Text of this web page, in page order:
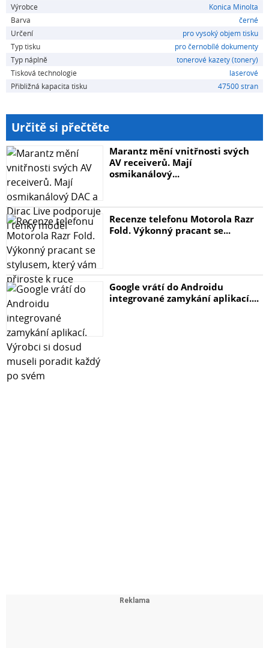
Výrobce
Konica Minolta
Barva
černé
Určení
pro vysoký objem tisku
Typ tisku
pro černobílé dokumenty
Typ náplně
tonerové kazety (tonery)
Tisková technologie
laserové
Přibližná kapacita tisku
47500 stran
Určitě si přečtěte
Marantz mění vnitřnosti svých
AV receiverů. Mají
osmikanálový...
Recenze telefonu Motorola Razr
Fold. Výkonný pracant se...
Google vrátí do Androidu
integrované zamykání aplikací....